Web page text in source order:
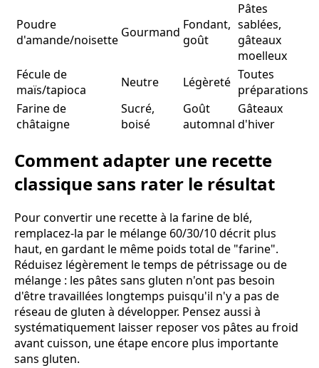
Poudre
d'amande/noisette Gourmand Fondant,
goût
Pâtes
sablées,
gâteaux
moelleux
Fécule de
maïs/tapioca
Neutre Légèreté Toutes
préparations
Farine de
châtaigne
Sucré,
boisé
Goût
automnal
Gâteaux
d'hiver
Comment adapter une recette
classique sans rater le résultat
Pour convertir une recette à la farine de blé,
remplacez-la par le mélange 60/30/10 décrit plus
haut, en gardant le même poids total de "farine".
Réduisez légèrement le temps de pétrissage ou de
mélange : les pâtes sans gluten n'ont pas besoin
d'être travaillées longtemps puisqu'il n'y a pas de
réseau de gluten à développer. Pensez aussi à
systématiquement laisser reposer vos pâtes au froid
avant cuisson, une étape encore plus importante
sans gluten.